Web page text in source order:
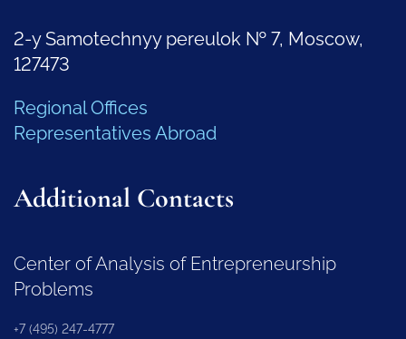
2-y Samotechnyy pereulok № 7, Moscow,
127473
Regional Offices
Representatives Abroad
Additional Contacts
Center of Analysis of Entrepreneurship
Problems
+7 (495) 247-4777